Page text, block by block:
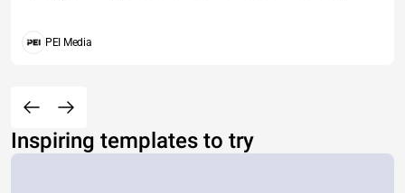
PEI Media
Inspiring templates to try